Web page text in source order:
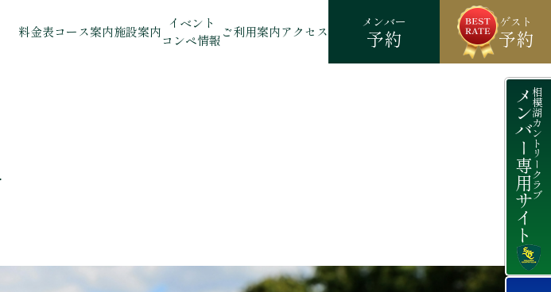
料金表コース案内施設案内
イベント
コンペ情報
ご利用案内アクセス
メンバー
予約
ゲスト
予約
相模湖カントリークラブ
メンバー専用サイト